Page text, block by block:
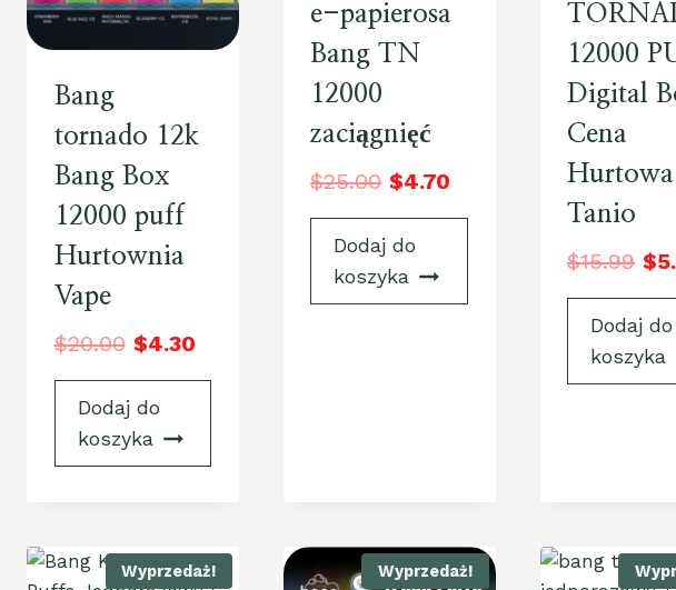
Bang
tornado 12k
Bang Box
12000 puff
Hurtownia
Vape
$20.00 $4.30
Dodaj do
koszyka
e-papierosa
Bang TN
12000
zaciągnięć
$25.00 $4.70
Dodaj do
koszyka
12000
Digital
Cena
Hurtowa
Tanio
$15.99 $
Dodaj do
koszyka
Wyprzedaż! Wyprzedaż!